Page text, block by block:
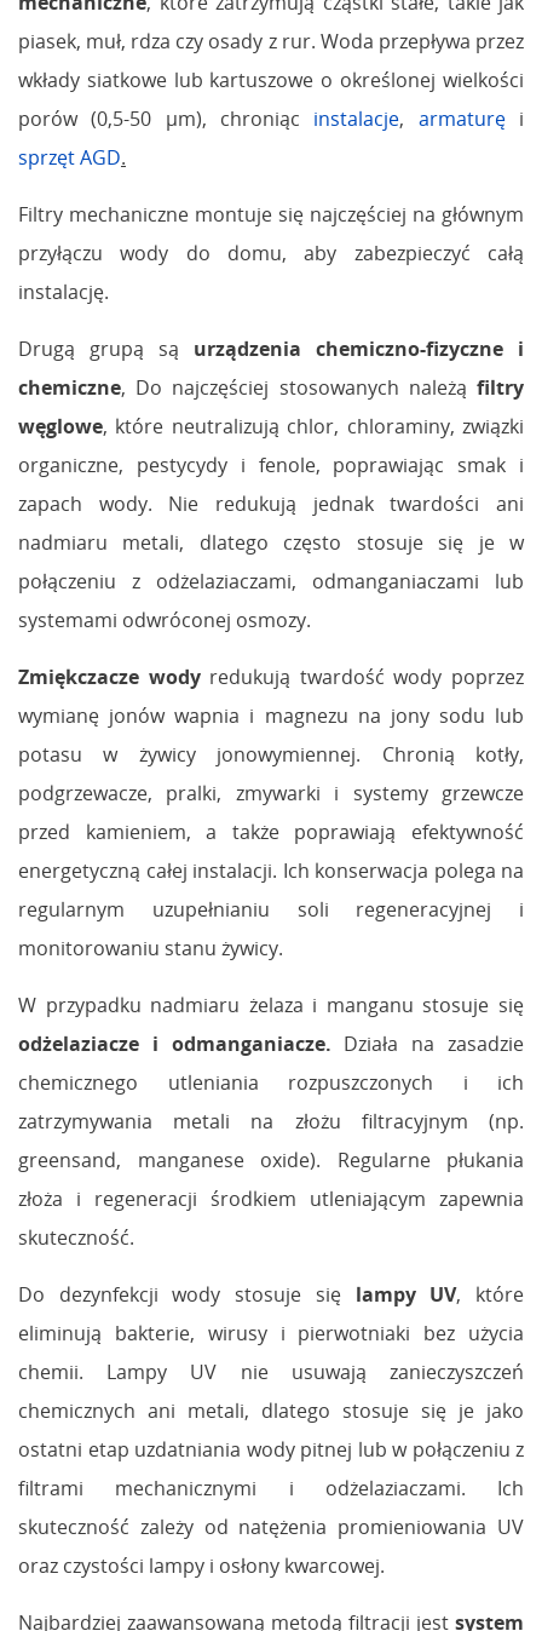
piasek, muł, rdza czy osady z rur. Woda przepływa przez
wkłady siatkowe lub kartuszowe o określonej wielkości
porów (0,5-50 µm), chroniąc instalacje, armaturęi
sprzęt AGD.
Filtry mechaniczne montuje się najczęściej na głównym
przyłączu wody do domu, aby zabezpieczyć całą
instalację.
Drugą grupą są urządzenia chemiczno-fizyczne i
chemiczne, Do najczęściej stosowanych należą filtry
węglowe, które neutralizują chlor, chloraminy, związki
organiczne, pestycydy i fenole, poprawiając smak i
zapach wody. Nie redukują jednak twardości ani
nadmiaru metali, dlatego często stosuje się je w
połączeniu z odżelaziaczami, odmanganiaczami lub
systemami odwróconej osmozy.
Zmiękczacze wodyredukują twardość wody poprzez
wymianę jonów wapnia i magnezu na jony sodu lub
potasu w żywicy jonowymiennej. Chronią kotły,
podgrzewacze, pralki, zmywarki i systemy grzewcze
przed kamieniem, a także poprawiają efektywność
energetyczną całej instalacji. Ich konserwacja polega na
regularnym uzupełnianiu soli regeneracyjnej i
monitorowaniu stanu żywicy.
W przypadku nadmiaru żelaza i manganu stosuje się
odżelaziacze i odmanganiacze. Działa na zasadzie
chemicznego utleniania rozpuszczonych i ich
zatrzymywania metali na złożu filtracyjnym (np.
greensand, manganese oxide). Regularne płukania
złoża i regeneracji środkiem utleniającym zapewnia
skuteczność.
Do dezynfekcji wody stosuje się lampy UV, które
eliminują bakterie, wirusy i pierwotniaki bez użycia
chemii. Lampy UV nie usuwają zanieczyszczeń
chemicznych ani metali, dlatego stosuje się je jako
ostatni etap uzdatniania wody pitnej lub w połączeniu z
filtrami mechanicznymi i odżelaziaczami. Ich
skuteczność zależy od natężenia promieniowania UV
oraz czystości lampy i osłony kwarcowej.
Najbardziej zaawansowaną metodą filtracji jest system